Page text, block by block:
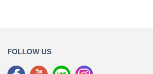
FOLLOW US